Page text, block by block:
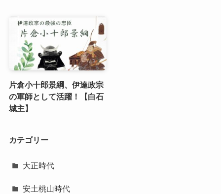
片倉小十郎景綱、伊達政宗
の軍師として活躍！【白石
城主】
カテゴリー
大正時代
安土桃山時代